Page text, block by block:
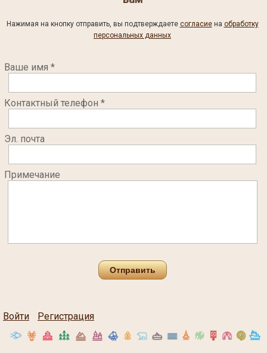
Нажимая на кнопку отправить, вы подтверждаете согласиена обработку
персональных данных
Ваше имя *
Контактный телефон *
Эл. почта
Примечание
Отправить
Войти Регистрация